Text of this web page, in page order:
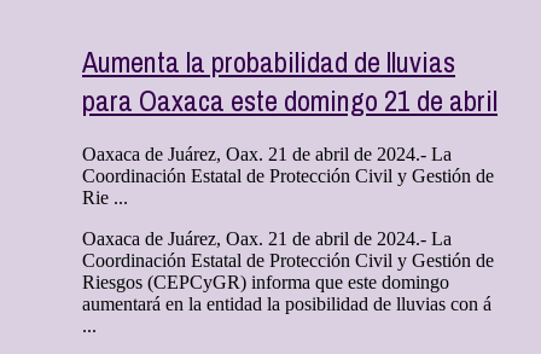
Aumenta la probabilidad de lluvias
para Oaxaca este domingo 21 de abril
Oaxaca de Juárez, Oax. 21 de abril de 2024.- La
Coordinación Estatal de Protección Civil y Gestión de
Rie ...
Oaxaca de Juárez, Oax. 21 de abril de 2024.- La
Coordinación Estatal de Protección Civil y Gestión de
Riesgos (CEPCyGR) informa que este domingo
aumentará en la entidad la posibilidad de lluvias con á
...